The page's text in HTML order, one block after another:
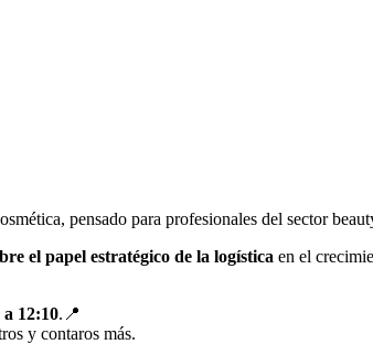
pensado para profesionales del sector
el papel estratégico de la logística en el
12:10. 📍
y contaros más.